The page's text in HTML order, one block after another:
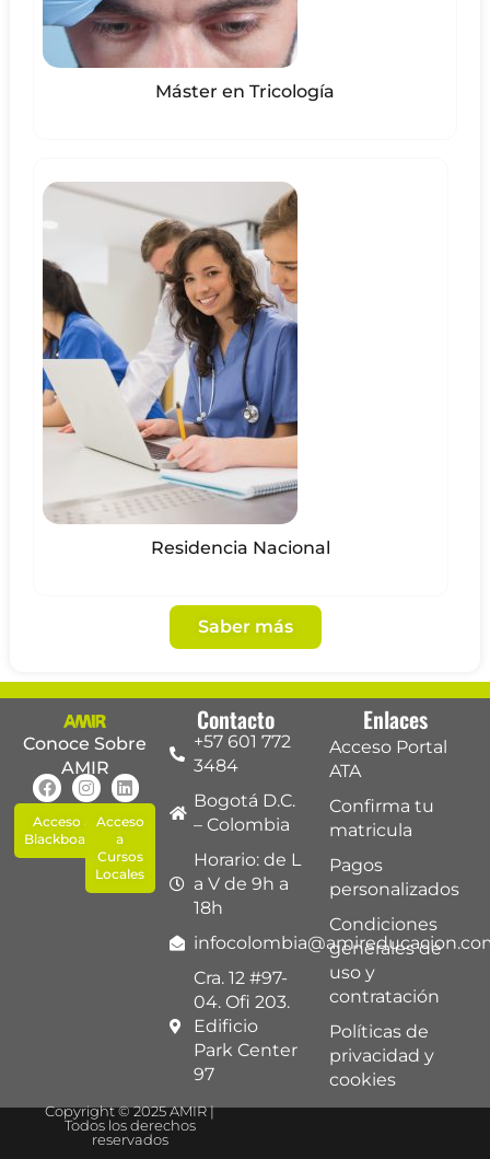
Máster en Tricología
Residencia Nacional
Saber más
Conoce Sobre
AMIR
Acceso a
Blackboard
Acceso
a
Cursos
Locales
Contacto
+57 601 772
3484
Bogotá D.C.
– Colombia
Horario: de L
a V de 9h a
18h
Cra. 12 #97-
04. Ofi 203.
Edificio
Park Center
97
Enlaces
Acceso Portal
ATA
Confirma tu
matricula
Pagos
personalizados
Condiciones
generales de
uso y
contratación
Políticas de
privacidad y
cookies
Copyright © 2025 AMIR |
Todos los derechos
reservados